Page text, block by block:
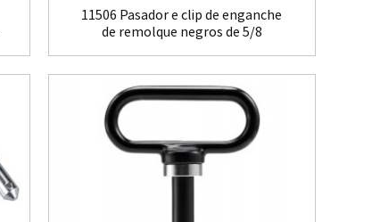
11506 Pasador e clip de enganche
de remolque negros de 5/8